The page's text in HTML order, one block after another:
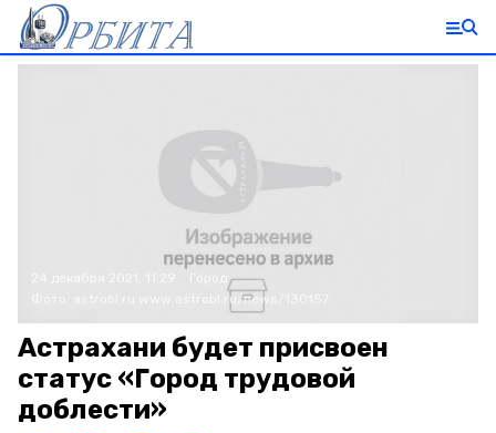
www.astrobl.ru/news/130157
Астрахани будет присвоен
статус «Город трудовой
доблести»